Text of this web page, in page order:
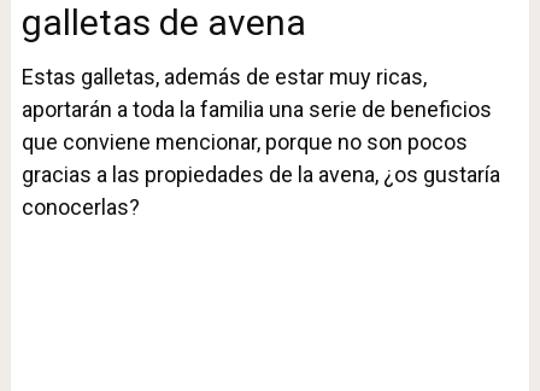
galletas de avena
Estas galletas, además de estar muy ricas,
aportarán a toda la familia una serie de beneficios
que conviene mencionar, porque no son pocos
gracias a las propiedades de la avena, ¿os gustaría
conocerlas?